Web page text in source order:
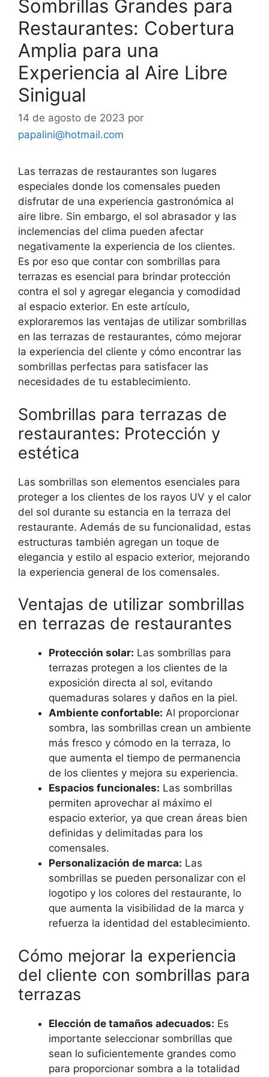
Sombrillas Grandes para
Restaurantes: Cobertura
Amplia para una
Experiencia al Aire Libre
Sinigual
14 de agosto de 2023 por
papalini@hotmail.com
Las terrazas de restaurantes son lugares
especiales donde los comensales pueden
disfrutar de una experiencia gastronómica al
aire libre. Sin embargo, el sol abrasador y las
inclemencias del clima pueden afectar
negativamente la experiencia de los clientes.
Es por eso que contar con sombrillas para
terrazas es esencial para brindar protección
contra el sol y agregar elegancia y comodidad
al espacio exterior. En este artículo,
exploraremos las ventajas de utilizar sombrillas
en las terrazas de restaurantes, cómo mejorar
la experiencia del cliente y cómo encontrar las
sombrillas perfectas para satisfacer las
necesidades de tu establecimiento.
Sombrillas para terrazas de
restaurantes: Protección y
estética
Las sombrillas son elementos esenciales para
proteger a los clientes de los rayos UV y el calor
del sol durante su estancia en la terraza del
restaurante. Además de su funcionalidad, estas
estructuras también agregan un toque de
elegancia y estilo al espacio exterior, mejorando
la experiencia general de los comensales.
Ventajas de utilizar sombrillas
en terrazas de restaurantes
Protección solar: Las sombrillas para
terrazas protegen a los clientes de la
exposición directa al sol, evitando
quemaduras solares y daños en la piel.
Ambiente confortable: Al proporcionar
sombra, las sombrillas crean un ambiente
más fresco y cómodo en la terraza, lo
que aumenta el tiempo de permanencia
de los clientes y mejora su experiencia.
Espacios funcionales: Las sombrillas
permiten aprovechar al máximo el
espacio exterior, ya que crean áreas bien
definidas y delimitadas para los
comensales.
Personalización de marca: Las
sombrillas se pueden personalizar con el
logotipo y los colores del restaurante, lo
que aumenta la visibilidad de la marca y
refuerza la identidad del establecimiento.
Cómo mejorar la experiencia
del cliente con sombrillas para
terrazas
Elección de tamaños adecuados: Es
importante seleccionar sombrillas que
sean lo suficientemente grandes como
para proporcionar sombra a la totalidad